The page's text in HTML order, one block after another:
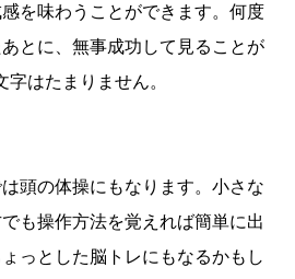
を味わうことができます。何度
とに、無事成功して見ることが
はたまりません。
頭の体操にもなります。小さな
も操作方法を覚えれば簡単に出
っとした脳トレにもなるかもし